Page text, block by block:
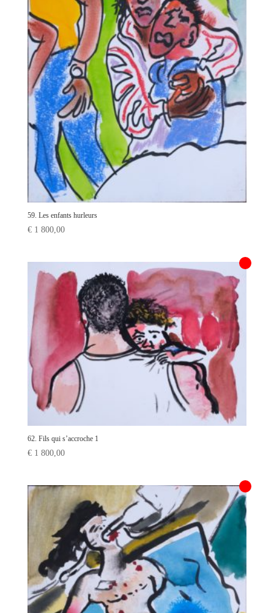
59. Les enfants hurleurs
€1 800,00
62. Fils qui s’accroche 1
€1 800,00